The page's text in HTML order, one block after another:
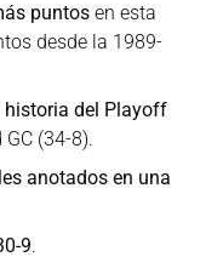
puntos en esta
desde la 1989-
historia del Playoff
(34-8).
anotados en una
9.